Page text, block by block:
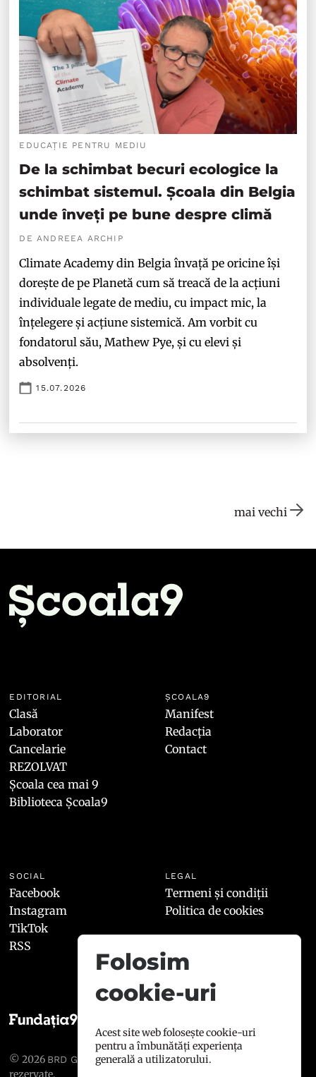
EDUCAȚIE PENTRU MEDIU
De la schimbat becuri ecologice la
schimbat sistemul. Școala din Belgia
unde înveți pe bune despre climă
DE ANDREEA ARCHIP
Climate Academy din Belgia învață pe oricine își
dorește de pe Planetă cum să treacă de la acțiuni
individuale legate de mediu, cu impact mic, la
înțelegere și acțiune sistemică. Am vorbit cu
fondatorul său, Mathew Pye, și cu elevi și
absolvenți.
15.07.2026
mai vechi
EDITORIAL
Clasă
Laborator
Cancelarie
REZOLVAT
Școala cea mai 9
Biblioteca Școala9
ȘCOALA9
Manifest
Redacția
Contact
SOCIAL
Facebook
Instagram
TikTok
RSS
LEGAL
Termeni și condiții
Politica de cookies
© 2026 BRD GROUPE SOCIÉTÉ GÉNÉRALE
rezervate.
Folosim
cookie-uri
Acest site web folosește cookie-uri
pentru a îmbunătăți experiența
generală a utilizatorului.